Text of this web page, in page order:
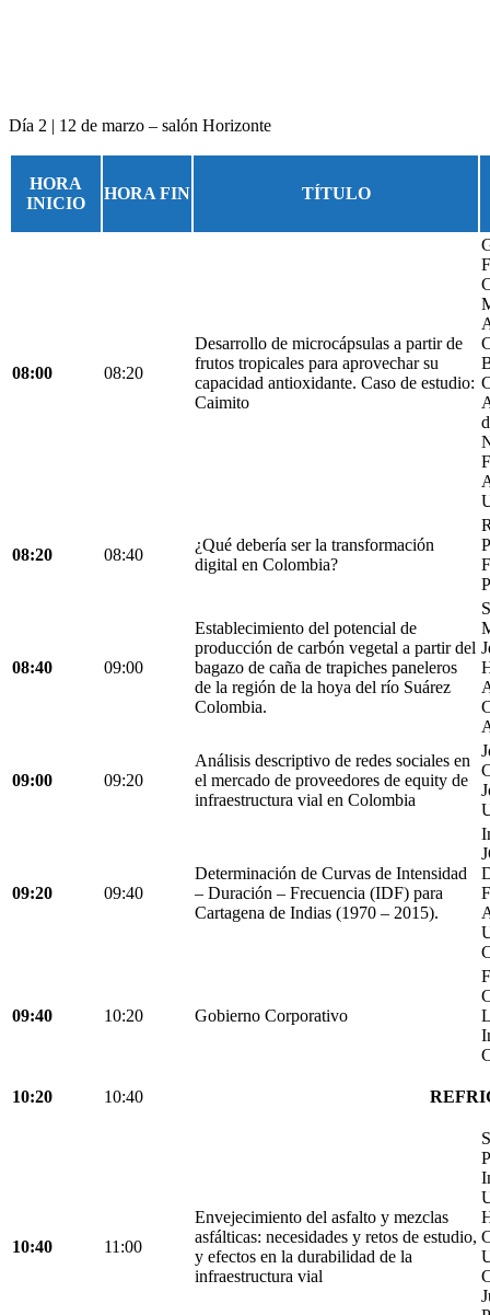
Día 2 | 12 de marzo – salón Horizonte
HORA
INICIO
HORA FIN TÍTULO
08:00 08:20
Desarrollo de microcápsulas a partir de
frutos tropicales para aprovechar su
capacidad antioxidante. Caso de estudio:
Caimito
08:20 08:40
¿Qué debería ser la transformación
digital en Colombia?
08:40 09:00
Establecimiento del potencial de
producción de carbón vegetal a partir del
bagazo de caña de trapiches paneleros
de la región de la hoya del río Suárez
Colombia.
09:00 09:20
Análisis descriptivo de redes sociales en
el mercado de proveedores de equity de
infraestructura vial en Colombia
09:20 09:40
Determinación de Curvas de Intensidad
– Duración – Frecuencia (IDF) para
Cartagena de Indias (1970 – 2015).
09:40 10:20 Gobierno Corporativo
10:20 10:40
10:40 11:00
Envejecimiento del asfalto y mezclas
asfálticas: necesidades y retos de estudio,
y efectos en la durabilidad de la
infraestructura vial